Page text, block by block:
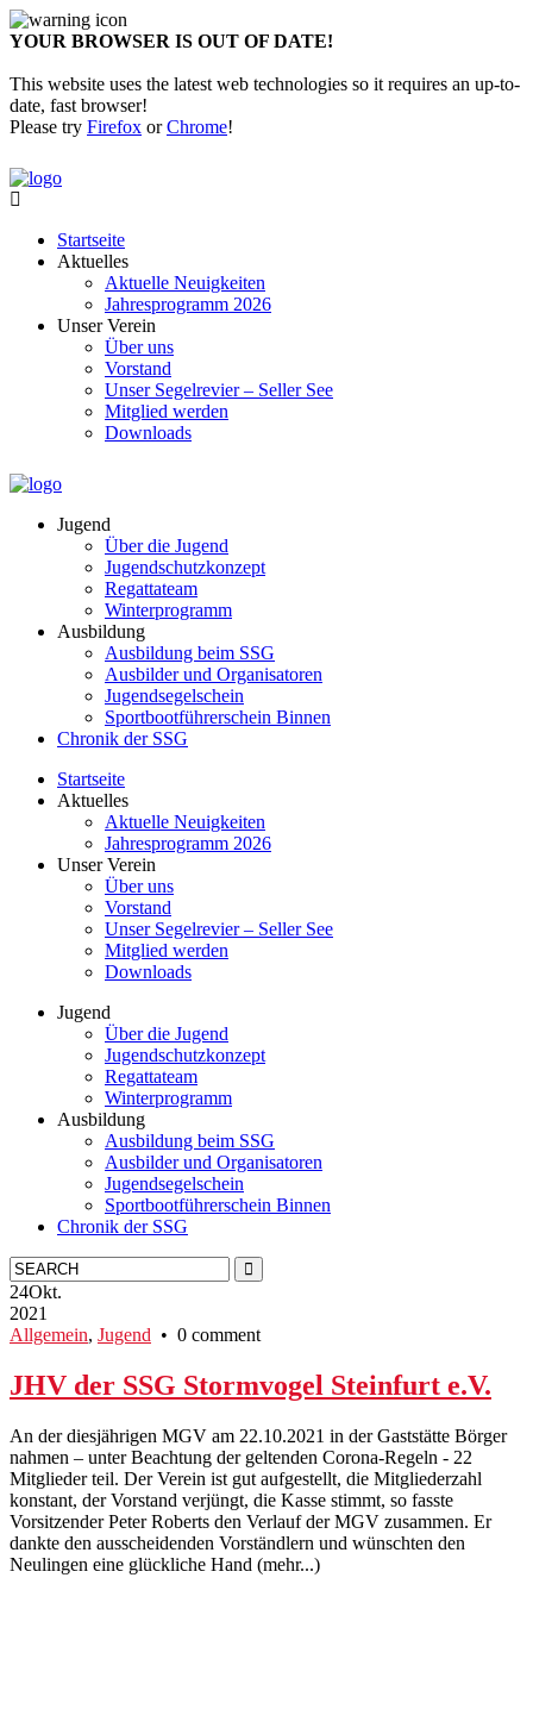
YOUR BROWSER IS OUT OF DATE!
This website uses the latest web technologies so it requires an up-to-
date, fast browser!
Please try Firefox orChrome!
Startseite
Aktuelles
Aktuelle Neuigkeiten
Jahresprogramm 2026
Unser Verein
Über uns
Vorstand
Unser Segelrevier – Seller See
Mitglied werden
Downloads
Jugend
Über die Jugend
Jugendschutzkonzept
Regattateam
Winterprogramm
Ausbildung
Ausbildung beim SSG
Ausbilder und Organisatoren
Jugendsegelschein
Sportbootführerschein Binnen
Chronik der SSG
Startseite
Aktuelles
Aktuelle Neuigkeiten
Jahresprogramm 2026
Unser Verein
Über uns
Vorstand
Unser Segelrevier – Seller See
Mitglied werden
Downloads
Jugend
Über die Jugend
Jugendschutzkonzept
Regattateam
Winterprogramm
Ausbildung
Ausbildung beim SSG
Ausbilder und Organisatoren
Jugendsegelschein
Sportbootführerschein Binnen
Chronik der SSG
24Okt.
2021
Allgemein, Jugend • 0 comment
JHV der SSG Stormvogel Steinfurt e.V.
An der diesjährigen MGV am 22.10.2021 in der Gaststätte Börger
nahmen – unter Beachtung der geltenden Corona-Regeln - 22
Mitglieder teil. Der Verein ist gut aufgestellt, die Mitgliederzahl
konstant, der Vorstand verjüngt, die Kasse stimmt, so fasste
Vorsitzender Peter Roberts den Verlauf der MGV zusammen. Er
dankte den ausscheidenden Vorständlern und wünschten den
Neulingen eine glückliche Hand (mehr...)